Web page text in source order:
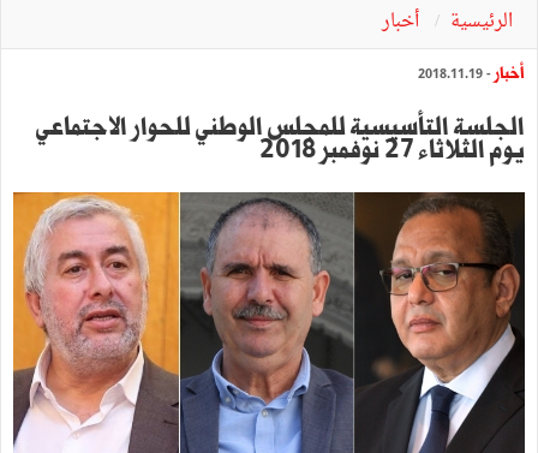
الرئيسية أخبار
أخبار - 2018.11.19
الجلسة التأسيسية للمجلس الوطني للحوار الاجتماعي
يوم الثلاثاء 27 نوفمبر 2018